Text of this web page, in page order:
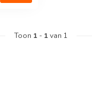
Toon 1 - 1van 1